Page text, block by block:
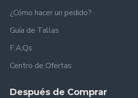
¿Cómo hacer un pedido?
Guía de Tallas
F.A.Qs
Centro de Ofertas
Después de Comprar